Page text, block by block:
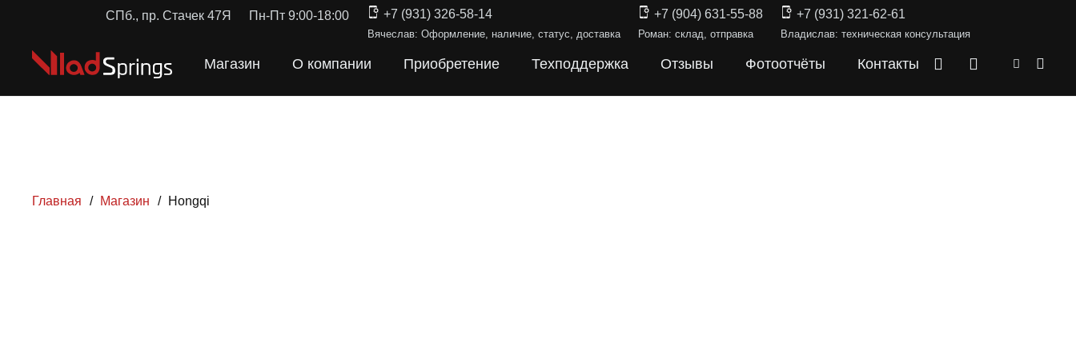
СПб., пр. Стачек 47Я Пн-Пт 9:00-18:00 +7 (931) 326-58-14
Вячеслав: Оформление, наличие, статус, доставка
+7 (904) 631-55-88
Роман: склад, отправка
+7 (931) 321-62-61
Владислав: техническая консультация
Магазин О компании Приобретение Техподдержка Отзывы Фотоотчёты Контакты
Главная / Магазин / Hongqi